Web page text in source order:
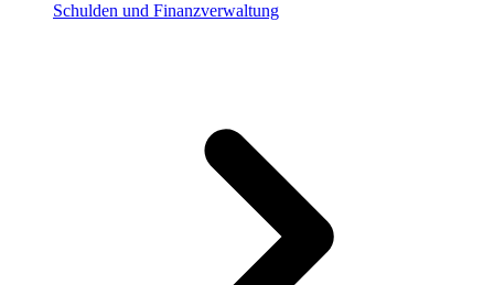
Schulden und Finanzverwaltung